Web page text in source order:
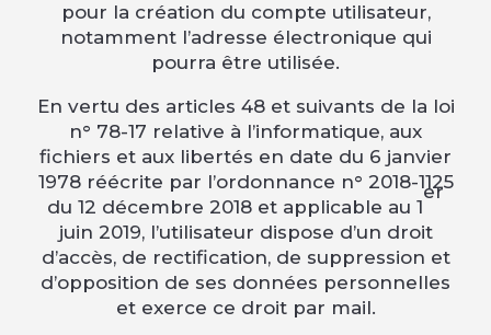
pour la création du compte utilisateur,
notamment l’adresse électronique qui
pourra être utilisée.
En vertu des articles 48 et suivants de la loi
n° 78-17 relative à l’informatique, aux
fichiers et aux libertés en date du 6 janvier
1978 réécrite par l’ordonnance n° 2018-1125
du 12 décembre 2018 et applicable au 1
er
juin 2019, l’utilisateur dispose d’un droit
d’accès, de rectification, de suppression et
d’opposition de ses données personnelles
et exerce ce droit par mail.